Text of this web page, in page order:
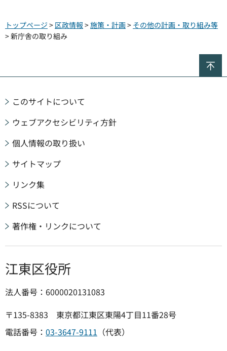
トップページ > 区政情報 >施策・計画> その他の計画・取り組み等
> 新庁舎の取り組み
このサイトについて
ウェブアクセシビリティ方針
個人情報の取り扱い
サイトマップ
リンク集
RSSについて
著作権・リンクについて
江東区役所
法人番号：6000020131083
〒135-8383 東京都江東区東陽4丁目11番28号
電話番号： 03-3647-9111 （代表）